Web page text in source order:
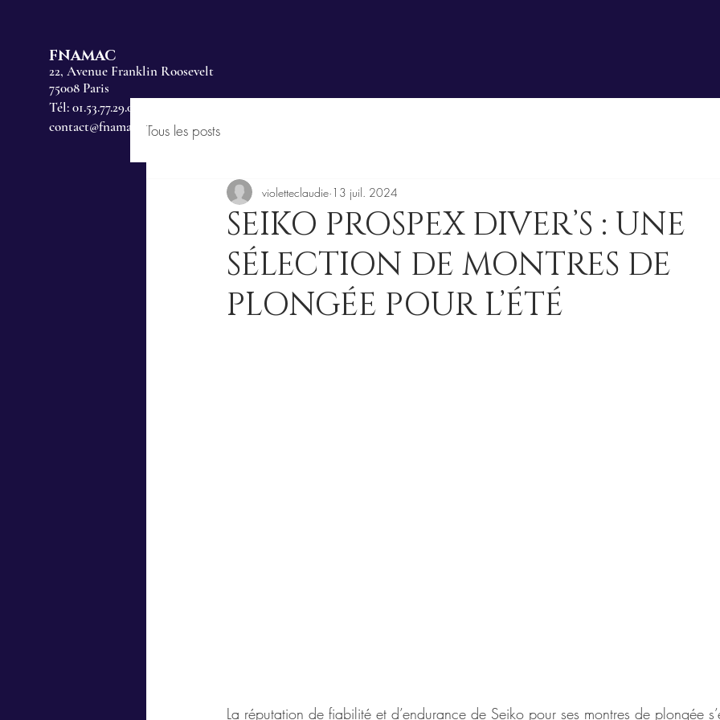
FNAMAC
22, Avenue Franklin Roosevelt
75008 Paris
Tél: 01.53.77.29.00
contact@fnamac.frTous les posts
SEIKO PROSPEX DIVER’S : UNE
SÉLECTION DE MONTRES DE
PLONGÉE POUR L’ÉTÉ
violetteclaudie 13 juil. 2024
La réputation de fiabilité et d’endurance de Seiko pour ses montres de plongée